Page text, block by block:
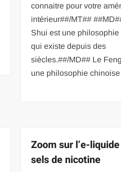
connaitre pour votre
intérieur##/MT##
Shui est une
qui existe depuis des
siècles.##/MD## Le
une philosophie chinoise
Zoom sur l’e-
sels de nicotine